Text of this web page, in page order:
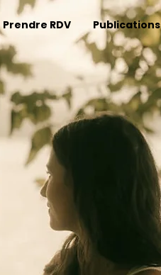
Prendre RDV Publications